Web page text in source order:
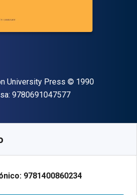
University Press Copyright
© 1990
9780691047577"ISBN-13
9781400860234